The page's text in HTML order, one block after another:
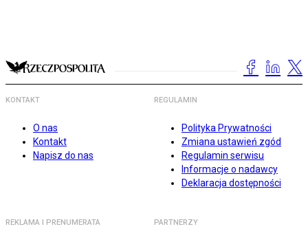
KONTAKT
O nas
Kontakt
Napisz do nas
REGULAMIN
Polityka Prywatności
Zmiana ustawień zgód
Regulamin serwisu
Informacje o nadawcy
Deklaracja dostępności
REKLAMA I PRENUMERATA PARTNERZY